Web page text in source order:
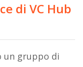
di VC Hub
un gruppo di